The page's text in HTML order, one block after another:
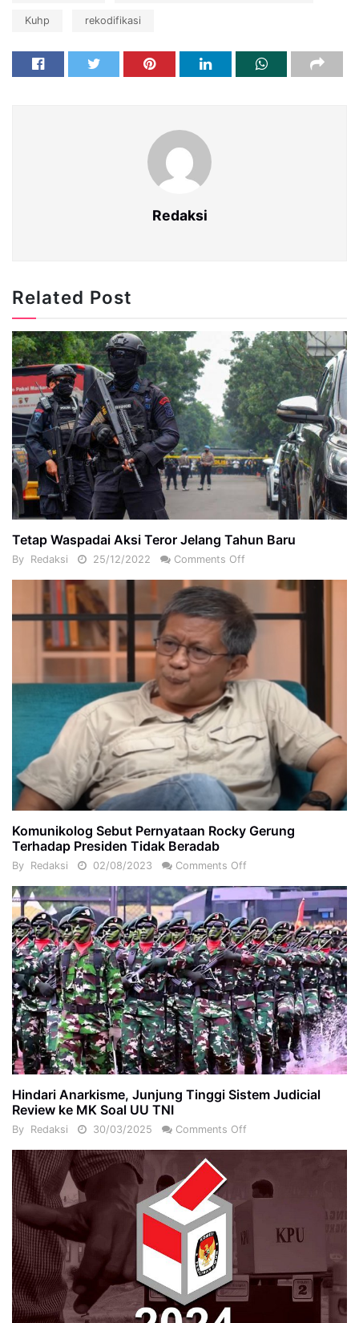
Kuhp rekodifikasi
Redaksi
Related Post
Tetap Waspadai Aksi Teror Jelang Tahun Baru
By Redaksi 25/12/2022 Comments Off
Komunikolog Sebut Pernyataan Rocky Gerung
Terhadap Presiden Tidak Beradab
By Redaksi 02/08/2023 Comments Off
Hindari Anarkisme, Junjung Tinggi Sistem Judicial
Review ke MK Soal UU TNI
By Redaksi 30/03/2025 Comments Off